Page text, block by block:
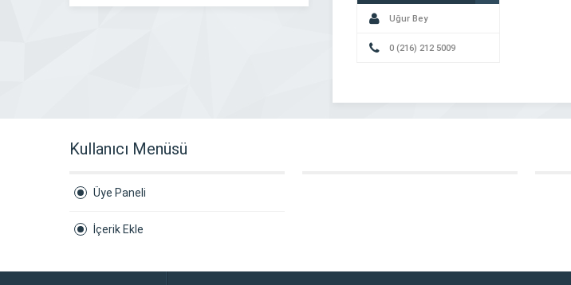
Uğur Bey
0 (216) 212 5009
Kullanıcı Menüsü
Üye Paneli
İçerik Ekle